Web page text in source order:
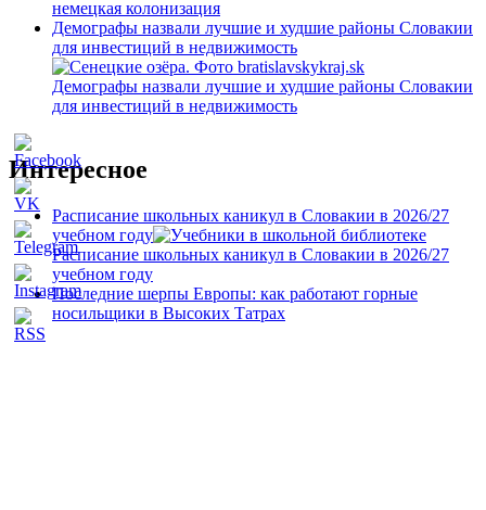
немецкая колонизация
Демографы назвали лучшие и худшие районы Словакии
для инвестиций в недвижимость
Демографы назвали лучшие и худшие районы Словакии
для инвестиций в недвижимость
Интересное
Расписание школьных каникул в Словакии в 2026/27
учебном году
Расписание школьных каникул в Словакии в 2026/27
учебном году
Последние шерпы Европы: как работают горные
носильщики в Высоких Татрах